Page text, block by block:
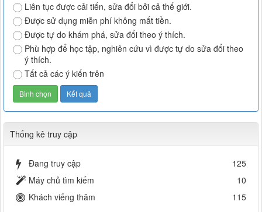
Liên tục được cải tiến, sửa đổi bởi cả thế giới.
Được sử dụng miễn phí không mất tiền.
Được tự do khám phá, sửa đổi theo ý thích.
Phù hợp để học tập, nghiên cứu vì được tự do sửa đổi theo
ý thích.
Tất cả các ý kiến trên
Thống kê truy cập
Đang truy cập
125
Máy chủ tìm kiếm
10
Khách viếng thăm
115